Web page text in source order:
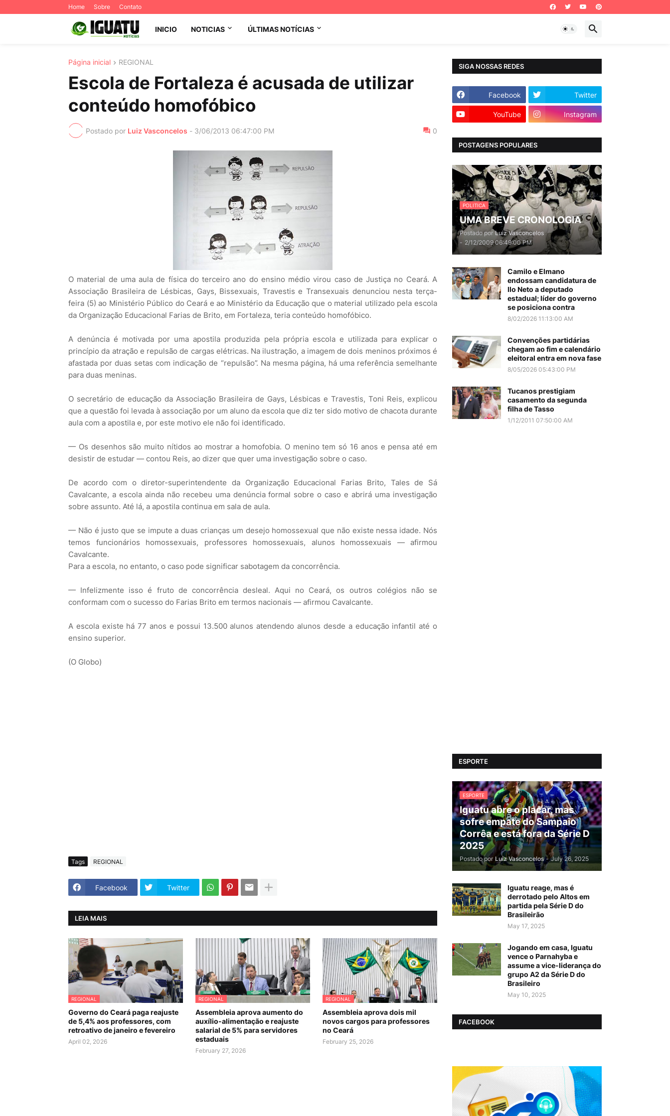
Home Sobre Contato
INICIO NOTICIAS ÚLTIMAS NOTÍCIAS
Página inicial REGIONAL
Escola de Fortaleza é acusada de utilizar
conteúdo homofóbico
Postado por Luiz Vasconcelos - 3/06/2013 06:47:00 PM 0
O material de uma aula de física do terceiro ano do ensino médio virou caso de Justiça no Ceará. A
Associação Brasileira de Lésbicas, Gays, Bissexuais, Travestis e Transexuais denunciou nesta terça-
feira (5) ao Ministério Público do Ceará e ao Ministério da Educação que o material utilizado pela escola
da Organização Educacional Farias de Brito, em Fortaleza, teria conteúdo homofóbico.
A denúncia é motivada por uma apostila produzida pela própria escola e utilizada para explicar o
princípio da atração e repulsão de cargas elétricas. Na ilustração, a imagem de dois meninos próximos é
afastada por duas setas com indicação de “repulsão”. Na mesma página, há uma referência semelhante
para duas meninas.
O secretário de educação da Associação Brasileira de Gays, Lésbicas e Travestis, Toni Reis, explicou
que a questão foi levada à associação por um aluno da escola que diz ter sido motivo de chacota durante
aula com a apostila e, por este motivo ele não foi identificado.
— Os desenhos são muito nítidos ao mostrar a homofobia. O menino tem só 16 anos e pensa até em
desistir de estudar — contou Reis, ao dizer que quer uma investigação sobre o caso.
De acordo com o diretor-superintendente da Organização Educacional Farias Brito, Tales de Sá
Cavalcante, a escola ainda não recebeu uma denúncia formal sobre o caso e abrirá uma investigação
sobre assunto. Até lá, a apostila continua em sala de aula.
— Não é justo que se impute a duas crianças um desejo homossexual que não existe nessa idade. Nós
temos funcionários homossexuais, professores homossexuais, alunos homossexuais — afirmou
Cavalcante.
Para a escola, no entanto, o caso pode significar sabotagem da concorrência.
— Infelizmente isso é fruto de concorrência desleal. Aqui no Ceará, os outros colégios não se
conformam com o sucesso do Farias Brito em termos nacionais — afirmou Cavalcante.
A escola existe há 77 anos e possui 13.500 alunos atendendo alunos desde a educação infantil até o
ensino superior.
(O Globo)
Tags REGIONAL
Facebook Twitter
LEIA MAIS
REGIONAL
Governo do Ceará paga reajuste
de 5,4% aos professores, com
retroativo de janeiro e fevereiro
April 02, 2026
REGIONAL
Assembleia aprova aumento do
auxílio-alimentação e reajuste
salarial de 5% para servidores
estaduais
February 27, 2026
REGIONAL
Assembleia aprova dois mil
novos cargos para professores
no Ceará
February 25, 2026
SIGA NOSSAS REDES
Facebook Twitter
YouTube Instagram
POSTAGENS POPULARES
POLITICA
UMA BREVE CRONOLOGIA
Postado por Luiz Vasconcelos
- 2/12/2009 06:49:00 PM
Camilo e Elmano
endossam candidatura de
Ilo Neto a deputado
estadual; líder do governo
se posiciona contra
8/02/2026 11:13:00 AM
Convenções partidárias
chegam ao fim e calendário
eleitoral entra em nova fase
8/05/2026 05:43:00 PM
Tucanos prestigiam
casamento da segunda
filha de Tasso
1/12/2011 07:50:00 AM
ESPORTE
ESPORTE
Iguatu abre o placar, mas
sofre empate do Sampaio
Corrêa e está fora da Série D
2025
Postado por Luiz Vasconcelos - July 26, 2025
Iguatu reage, mas é
derrotado pelo Altos em
partida pela Série D do
Brasileirão
May 17, 2025
Jogando em casa, Iguatu
vence o Parnahyba e
assume a vice-liderança do
grupo A2 da Série D do
Brasileiro
May 10, 2025
FACEBOOK